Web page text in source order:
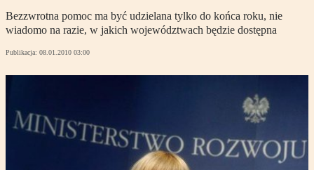
Bezzwrotna pomoc ma być udzielana tylko do końca roku, nie
wiadomo na razie, w jakich województwach będzie dostępna
Publikacja: 08.01.2010 03:00